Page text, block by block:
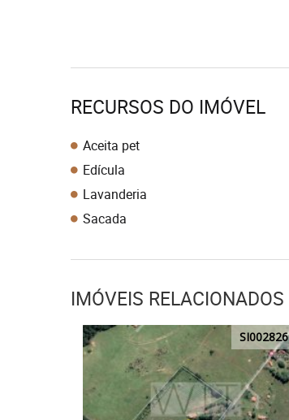
RECURSOS DO IMÓVEL
Aceita pet
Edícula
Lavanderia
Sacada
IMÓVEIS RELACIONADOS
SI002826